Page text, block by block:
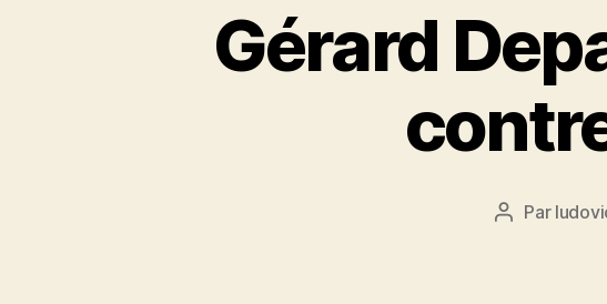
Gérard
Auteur
Par